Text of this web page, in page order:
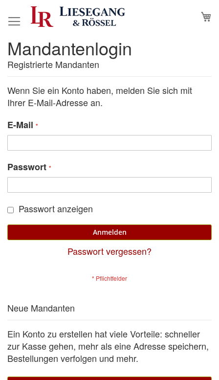
zum
Mandantenlogin
Registrierte Mandanten
Wenn Sie ein Konto haben, melden Sie sich mit
Ihrer E-Mail-Adresse an.
E-Mail
Passwort
Passwort anzeigen
Anmelden
Passwort vergessen?
Neue Mandanten
Ein Konto zu erstellen hat viele Vorteile: schneller
zur Kasse gehen, mehr als eine Adresse speichern,
Bestellungen verfolgen und mehr.